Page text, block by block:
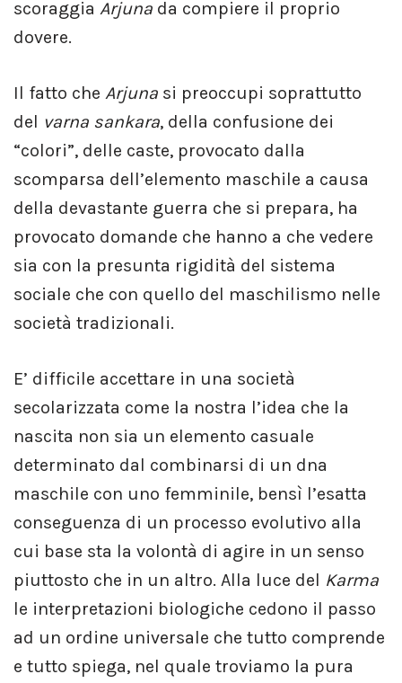
scoraggia Arjuna da compiere il proprio
dovere.
Il fatto che Arjuna si preoccupi soprattutto
del varna sankara, della confusione dei
“colori”, delle caste, provocato dalla
scomparsa dell’elemento maschile a causa
della devastante guerra che si prepara, ha
provocato domande che hanno a che vedere
sia con la presunta rigidità del sistema
sociale che con quello del maschilismo nelle
società tradizionali.
E’ difficile accettare in una società
secolarizzata come la nostra l’idea che la
nascita non sia un elemento casuale
determinato dal combinarsi di un dna
maschile con uno femminile, bensì l’esatta
conseguenza di un processo evolutivo alla
cui base sta la volontà di agire in un senso
piuttosto che in un altro. Alla luce del Karma
le interpretazioni biologiche cedono il passo
ad un ordine universale che tutto comprende
e tutto spiega, nel quale troviamo la pura